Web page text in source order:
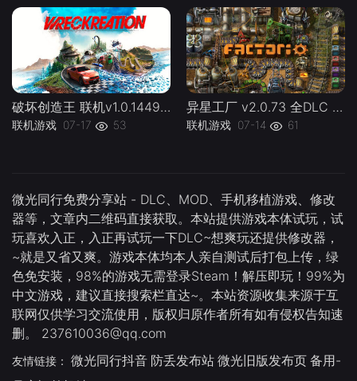
破坏创造王 联机v1.0.144924 WreckreationL 官方中文 支持手柄 容量37.1G -下载-游戏本体-绿色免安装-解压即玩~
联机游戏 07-17 53
异星工厂 v2.0.73 全DLC 联机版 Factorio lj 容量5.08GB 官方简体中文 支持键盘.鼠标 -下载-游戏本体-绿色免安装-解压即玩~
联机游戏 07-14 61
微光同行免费分享站 - DLC、MOD、手机移植游戏、修改
器等，文章内二维码直接获取。本站提供游戏本体试玩，试
玩喜欢入正，入正再试玩一下DLC~想爽玩还提供修改器，
~就是又省又爽。游戏本体均本人亲自测试后打包上传，绿
色免安装，98%的游戏无需登录Steam！解压即玩！99%为
中文游戏，建议直接搜索栏直达~。本站资源收集来源于互
联网仅供学习交流使用，版权归原作者所有如有侵权告知速
删。 237610036@qq.com
友情链接： 微光同行抖音 防丢发布站 微光旧版发布页 备用-